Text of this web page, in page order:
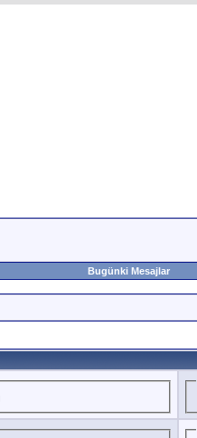
Bugünki Mesajlar